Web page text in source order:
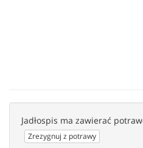
Jadłospis ma zawierać
Zrezygnuj z potrawy